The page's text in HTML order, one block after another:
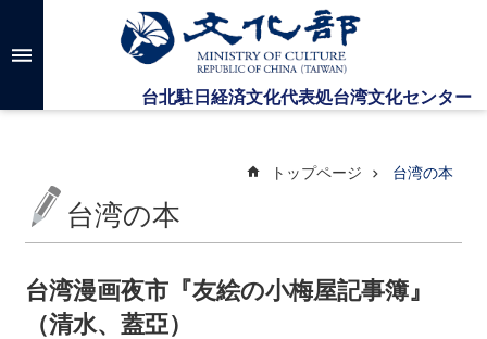
メインのコンテンツブロックにジャンプします
高
検
台
文
化
トップページ 台湾の本
台湾の本
台湾漫画夜市『友絵の小梅屋記事簿』
（清水、蓋亞）